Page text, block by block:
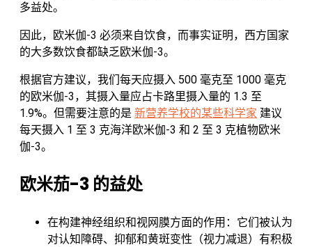
多益处。
因此，欧米伽-3 必须来自饮食，而事实证明，西方国家
的大多数饮食都缺乏欧米伽-3。
根据官方建议，我们每天应摄入 500 毫克至 1000 毫克
的欧米伽-3，其摄入量应占卡路里摄入量的 1.3 至
1.9%。但需要注意的是 新营养学校的某些科学家 建议
每天摄入 1 至 3 克海洋欧米伽-3 和 2 至 3 克植物欧米
伽-3。
欧米茄-3 的益处
在构建神经组织和视网膜方面的作用：它们被认为
对认知障碍、抑郁和黄斑变性（视力减退）有积极